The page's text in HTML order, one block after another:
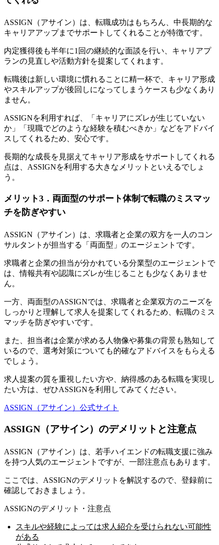
ASSIGN（アサイン）は、転職成功はもちろん、中長期的な
キャリアアップまでサポートしてくれることが特徴です。
内定獲得後も半年に1回の継続的な面談を行い、キャリアプ
ランの見直しや活動方針を提案してくれます。
転職後は新しい環境に慣れることに精一杯で、キャリア形成
やスキルアップが後回しになってしまうケースも少なくあり
ません。
ASSIGNを利用すれば、「キャリアにズレが生じていない
か」「現職でどのような経験を積むべきか」などをアドバイ
スしてくれるため、安心です。
長期的な成長を見据えてキャリア形成をサポートしてくれる
点は、ASSIGNを利用する大きなメリットといえるでしょ
う。
メリット3．両面型のサポート体制で転職のミスマッ
チを防ぎやすい
ASSIGN（アサイン）は、求職者と企業の双方を一人のコン
サルタントが担当する「両面型」のエージェントです。
求職者と企業の担当が分かれている分業型のエージェントで
は、情報共有や認識にズレが生じることも少なくありませ
ん。
一方、両面型のASSIGNでは、 求職者と企業双方のニーズを
しっかりと理解して求人を提案してくれるため、転職のミス
マッチを防ぎやすいです。
また、担当者は企業が求める人物像や募集の背景も熟知して
いるので、選考対策についても的確なアドバイスをもらえる
でしょう。
求人提案の質を重視したい方や、納得感のある転職を実現し
たい方は、ぜひASSIGNを利用してみてください。
ASSIGN（アサイン）公式サイト
ASSIGN（アサイン）のデメリットと注意点
ASSIGN（アサイン）は、若手ハイエンドの転職支援に強み
を持つ人気のエージェントですが、一部注意点もあります。
ここでは、ASSIGNのデメリットを解説するので、登録前に
確認しておきましょう。
ASSIGNのデメリット・注意点
スキルや経験によっては求人紹介を受けられない可能性
がある